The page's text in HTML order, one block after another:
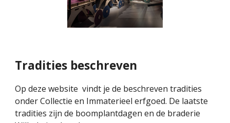
Tradities beschreven
Op deze website vindt je de beschreven tradities
onder Collectie en Immaterieel erfgoed. De laatste
tradities zijn de boomplantdagen en de braderie